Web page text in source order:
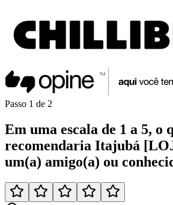
Passo 1 de 2
Em uma escala de 1 a 5, o
recomendaria Itajubá
um(a) amigo(a) ou